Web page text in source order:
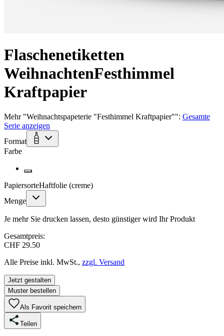
Flaschenetiketten
WeihnachtenFesthimmel
Kraftpapier
Mehr"Weihnachtspapeterie "Festhimmel Kraftpapier"": Gesamte
Serie anzeigen
Format
Farbe
PapiersorteHaftfolie (creme)
Menge
Je mehr Sie drucken lassen, desto günstiger wird Ihr Produkt
Gesamtpreis:
CHF 29.50
Alle Preise inkl. MwSt., zzgl. Versand
Jetzt gestalten
Muster bestellen
Als Favorit speichern
Teilen